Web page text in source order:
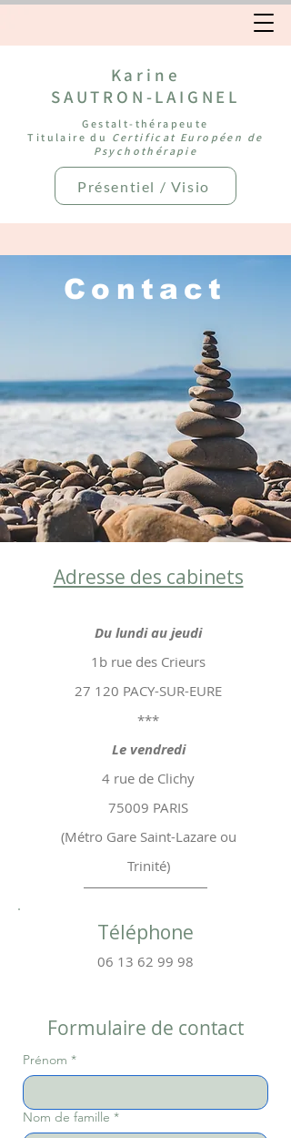
Karine
SAUTRON-LAIGNEL
Gestalt-thérapeute
Titulaire du Certificat Européen de
Psychothérapie
Présentiel / Visio
Contact
Adresse des cabinets
Du lundi au jeudi
1b rue des Crieurs
27 120 PACY-SUR-EURE
***
Le vendredi
4 rue de Clichy
75009 PARIS
(Métro Gare Saint-Lazare ou
Trinité)
Téléphone
06 13 62 99 98
Formulaire de contact
Prénom *
Nom de famille *